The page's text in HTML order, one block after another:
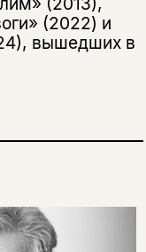
(2022) и
вышедших в
Дзен